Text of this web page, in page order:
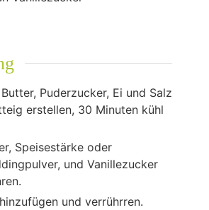
Puderzucker, Ei und Salz
erstellen, 30 Minuten kühl
Speisestärke oder
und Vanillezucker
und verrührren.